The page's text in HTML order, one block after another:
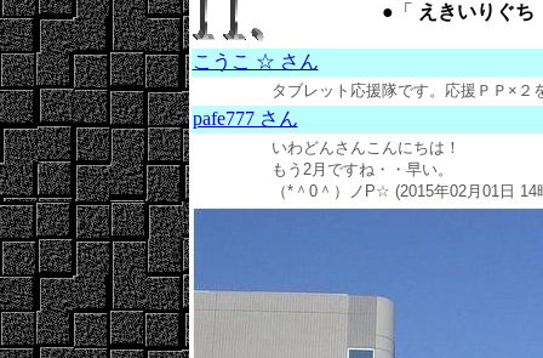
●「 えきいりぐち
こうこ ☆ さん
タブレット応援隊です。応援ＰＰ×２
pafe777 さん
いわどんさんこんにちは！
もう2月ですね・・早い。
（*＾0＾）ノP☆ (2015年02月01日 14